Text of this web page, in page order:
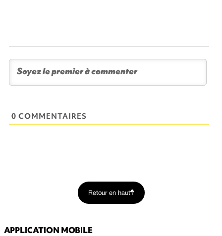
0 COMMENTAIRES
Retour en haut
APPLICATION MOBILE